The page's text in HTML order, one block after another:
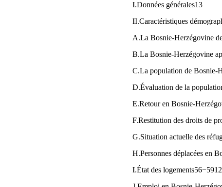
I.Données générales13
II.Caractéristiques
A.La Bosnie-Herzégovine
B.La Bosnie-Herzégovine
C.La population de Bosnie-
D.Évaluation de la
E.Retour en Bosnie-
F.Restitution des droits de
G.Situation actuelle des
H.Personnes déplacées en
I.État des logements56−5912